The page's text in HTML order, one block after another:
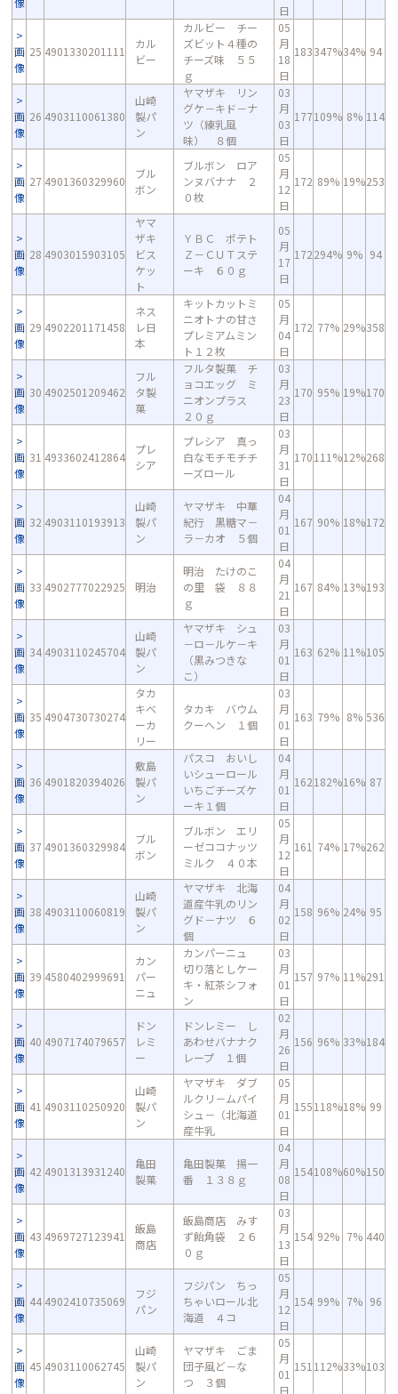
日
画
像
25 4901330201111
カル
ビー
カルビー チー
ズビット４種の
チーズ味 ５５
ｇ
05
月
18
日
183347%34% 94
画
像
26 4903110061380
山崎
製パ
ン
ヤマザキ リン
グケ－キド－ナ
ツ（練乳風
味） ８個
03
月
03
日
177109% 8% 114
画
像
27 4901360329960
ブル
ボン
ブルボン ロア
ンヌバナナ ２
０枚
05
月
12
日
172 89% 19%253
画
像
28 4903015903105
ヤマ
ザキ
ビス
ケッ
ト
ＹＢＣ ポテト
Ｚ－ＣＵＴステ
ーキ ６０ｇ
05
月
17
日
172294% 9% 94
画
像
29 4902201171458
ネス
レ日
本
キットカットミ
ニオトナの甘さ
プレミアムミン
ト１２枚
05
月
04
日
172 77% 29%358
画
像
30 4902501209462
フル
タ製
菓
フルタ製菓 チ
ョコエッグ ミ
ニオンプラス
２０ｇ
03
月
23
日
170 95% 19%170
画
像
31 4933602412864
プレ
シア
プレシア 真っ
白なモチモチチ
ーズロール
03
月
31
日
170111%12%268
画
像
32 4903110193913
山崎
製パ
ン
ヤマザキ 中華
紀行 黒糖マ－
ラ－カオ ５個
04
月
01
日
167 90% 18%172
画
像
33 4902777022925 明治
明治 たけのこ
の里 袋 ８８
ｇ
04
月
21
日
167 84% 13%193
画
像
34 4903110245704
山崎
製パ
ン
ヤマザキ シュ
－ロ－ルケ－キ
（黒みつきな
こ）
03
月
01
日
163 62% 11%105
画
像
35 4904730730274
タカ
キベ
ーカ
リー
タカキ バウム
クーヘン １個
03
月
01
日
163 79% 8% 536
画
像
36 4901820394026
敷島
製パ
ン
パスコ おいし
いシューロール
いちごチーズケ
ーキ１個
04
月
01
日
162182%16% 87
画
像
37 4901360329984
ブル
ボン
ブルボン エリ
ーゼココナッツ
ミルク ４０本
05
月
12
日
161 74% 17%262
画
像
38 4903110060819
山崎
製パ
ン
ヤマザキ 北海
道産牛乳のリン
グド－ナツ ６
個
04
月
02
日
158 96% 24% 95
画
像
39 4580402999691
カン
パー
ニュ
カンパーニュ
切り落としケー
キ・紅茶シフォ
ン
03
月
01
日
157 97% 11%291
画
像
40 4907174079657
ドン
レミ
ー
ドンレミー し
あわせバナナク
レープ １個
02
月
26
日
156 96% 33%184
画
像
41 4903110250920
山崎
製パ
ン
ヤマザキ ダブ
ルクリ－ムパイ
シュ－（北海道
産牛乳
05
月
01
日
155118%18% 99
画
像
42 4901313931240
亀田
製菓
亀田製菓 揚一
番 １３８ｇ
04
月
08
日
154108%60%150
画
像
43 4969727123941
飯島
商店
飯島商店 みす
ず飴角袋 ２６
０ｇ
03
月
13
日
154 92% 7% 440
画
像
44 4902410735069
フジ
パン
フジパン ちっ
ちゃいロール北
海道 ４コ
05
月
12
日
154 99% 7% 96
画
像
45 4903110062745
山崎
製パ
ン
ヤマザキ ごま
団子風ど－な
つ ３個
05
月
01
日
151 112%33%103